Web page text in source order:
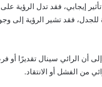
إيجابي، فقد تدل الرؤية
فقد تشير الرؤية إلى
أن الرائي سينال تقديرًا أو
من الفشل أو الانتقاد.
المتسخ
وتفسيرات
ابن
سيرين
رؤية الحمام
دلالات وتفسيرات